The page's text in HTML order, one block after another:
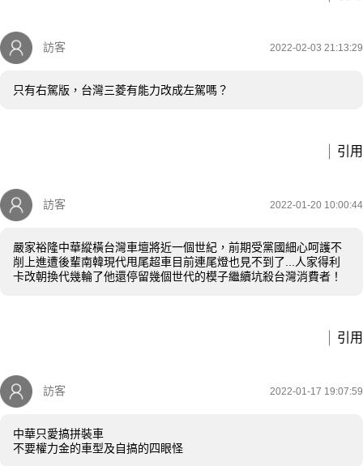
訪客 2022-02-03 21:13:29
只有右駕版，台灣三菱有能力改成左駕嗎？
引用
訪客 2022-01-20 10:00:44
嚴家裕隆中華縱橫台灣車壇將近一個世紀，前期受黨國細心呵護不
削上進遭後輩南韓現代甩尾超車目前連尾燈也見不到了...人家得利
卡改朝換代幾輪了他還停留幾個世代的模子繼續坑殺台灣消費者！
引用
訪客 2022-01-17 19:07:59
中華只愛搞拼裝車
不要權力金的車型及自搞的四眼怪